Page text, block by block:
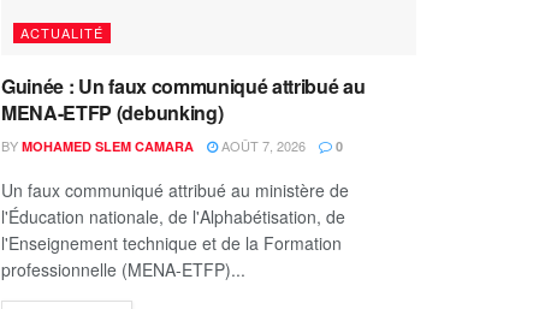
ACTUALITÉ
Guinée : Un faux communiqué attribué au
MENA-ETFP (debunking)
BY MOHAMED SLEM CAMARA AOÛT 7, 2026 0
Un faux communiqué attribué au ministère de
l'Éducation nationale, de l'Alphabétisation, de
l'Enseignement technique et de la Formation
professionnelle (MENA-ETFP)...